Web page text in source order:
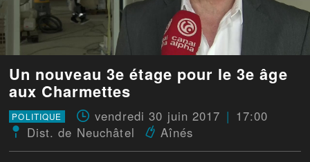
Un nouveau 3e étage pour le 3e âge
aux Charmettes
POLITIQUE vendredi 30 juin 2017
17:00
Dist. de Neuchâtel
Aînés